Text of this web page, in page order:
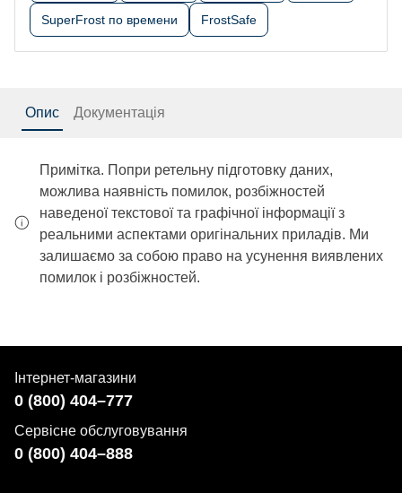
SuperFrost по времени FrostSafe
Опис Документація
Примітка. Попри ретельну підготовку даних,
можлива наявність помилок, розбіжностей
наведеної текстової та графічної інформації з
реальними аспектами оригінальних приладів. Ми
залишаємо за собою право на усунення виявлених
помилок і розбіжностей.
Інтернет-магазини
0 (800) 404–777
Сервісне обслуговування
0 (800) 404–888